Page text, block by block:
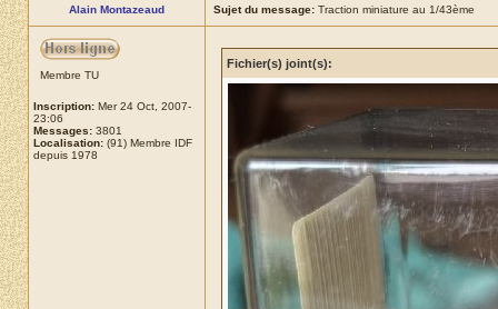
Alain Montazeaud Sujet du message: Traction miniature au 1/43ème
Membre TU
Inscription: Mer 24 Oct, 2007-
23:06
Messages: 3801
Localisation: (91) Membre IDF
depuis 1978
Fichier(s) joint(s):